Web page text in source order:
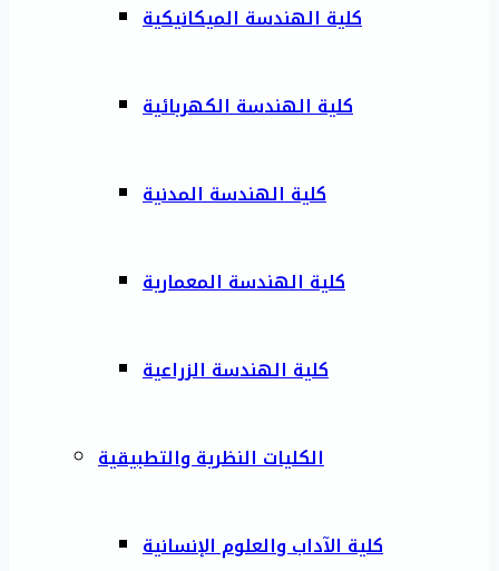
كلية الهندسة الميكانيكية
كلية الهندسة الكهربائية
كلية الهندسة المدنية
كلية الهندسة المعمارية
كلية الهندسة الزراعية
الكليات النظرية والتطبيقية
كلية الآداب والعلوم الإنسانية